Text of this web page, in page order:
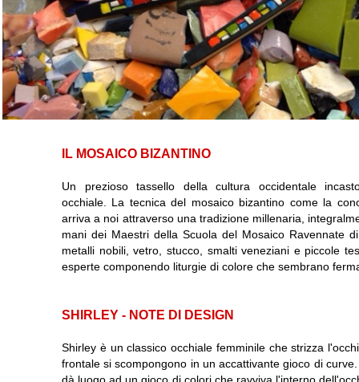
IL MOSAICO BIZANTINO
Un prezioso tassello della cultura occidentale
occhiale. La tecnica del mosaico bizantino come la
arriva a noi attraverso una tradizione millenaria,
mani dei Maestri della Scuola del Mosaico Ravennate
metalli nobili, vetro, stucco, smalti veneziani e piccole
esperte componendo liturgie di colore che sembrano
SHIRLEY - NOTE DI DESIGN
Shirley è un classico occhiale femminile che strizza
frontale si scompongono in un accattivante gioco di